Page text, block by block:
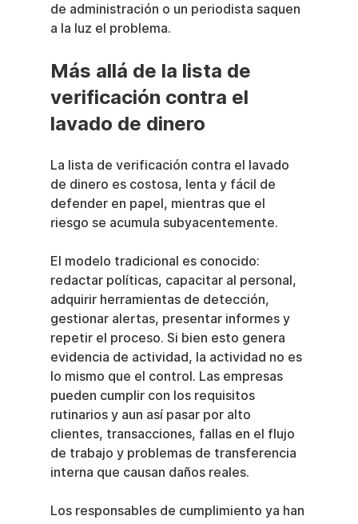
de administración o un periodista saquen
a la luz el problema.
Más allá de la lista de
verificación contra el
lavado de dinero
La lista de verificación contra el lavado
de dinero es costosa, lenta y fácil de
defender en papel, mientras que el
riesgo se acumula subyacentemente.
El modelo tradicional es conocido:
redactar políticas, capacitar al personal,
adquirir herramientas de detección,
gestionar alertas, presentar informes y
repetir el proceso. Si bien esto genera
evidencia de actividad, la actividad no es
lo mismo que el control. Las empresas
pueden cumplir con los requisitos
rutinarios y aun así pasar por alto
clientes, transacciones, fallas en el flujo
de trabajo y problemas de transferencia
interna que causan daños reales.
Los responsables de cumplimiento ya han